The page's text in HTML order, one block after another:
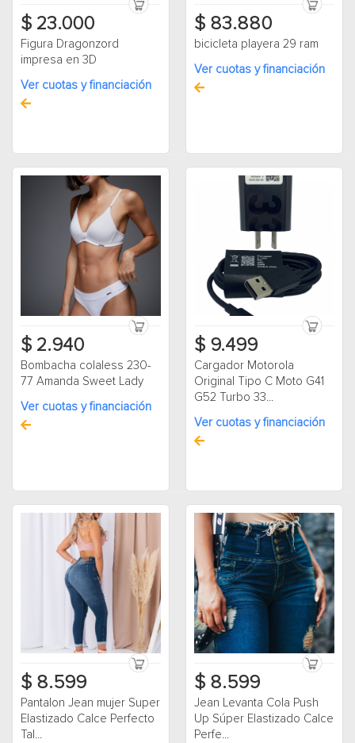
$ 23.000
Figura Dragonzord
impresa en 3D
Ver cuotas y financiación
$ 83.880
bicicleta playera 29 ram
Ver cuotas y financiación
$ 2.940
Bombacha colaless 230-
77 Amanda Sweet Lady
Ver cuotas y financiación
$ 9.499
Cargador Motorola
Original Tipo C Moto G41
G52 Turbo 33...
Ver cuotas y financiación
$ 8.599
Pantalon Jean mujer Super
Elastizado Calce Perfecto
Tal...
$ 8.599
Jean Levanta Cola Push
Up Súper Elastizado Calce
Perfe...